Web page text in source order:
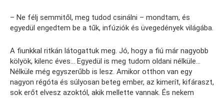
– Ne félj semmitől, meg tudod csinálni – mondtam, és
egyedül engedtem be a tűk, infúziók és üvegedények világába.
A fiunkkal ritkán látogattuk meg. Jó, hogy a fiú már nagyobb
kölyök, kilenc éves… Egyedül is meg tudom oldani nélküle…
Nélküle még egyszerűbb is lesz. Amikor otthon van egy
nagyon régóta és súlyosan beteg ember, az kimerít, kifáraszt,
sok erőt elvesz azoktól, akik mellette vannak. És nekem